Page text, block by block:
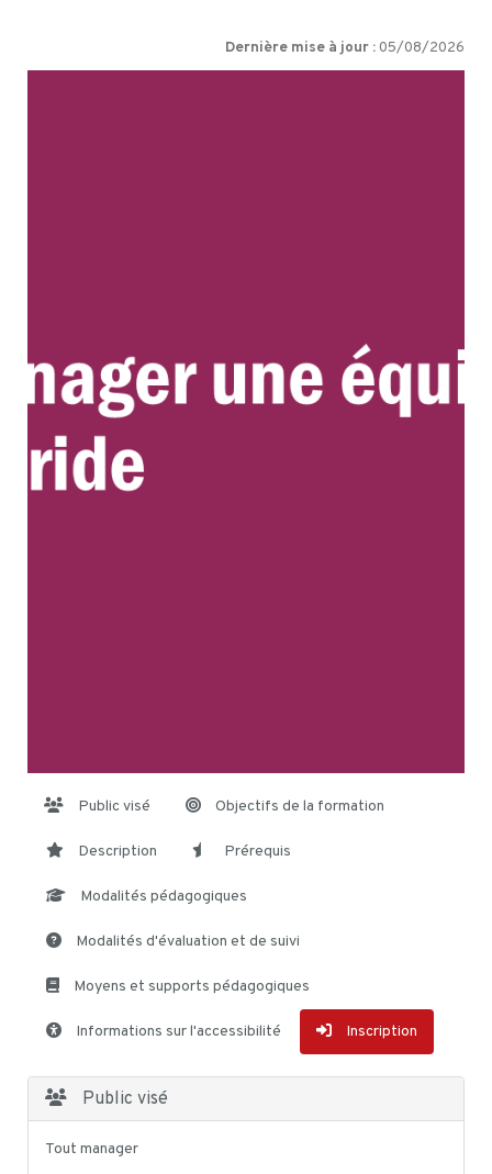
Dernière mise à jour : 05/08/2026
Public visé Objectifs de la formation
Description Prérequis
Modalités pédagogiques
Modalités d'évaluation et de suivi
Moyens et supports pédagogiques
Informations sur l'accessibilité Inscription
Public visé
Tout manager